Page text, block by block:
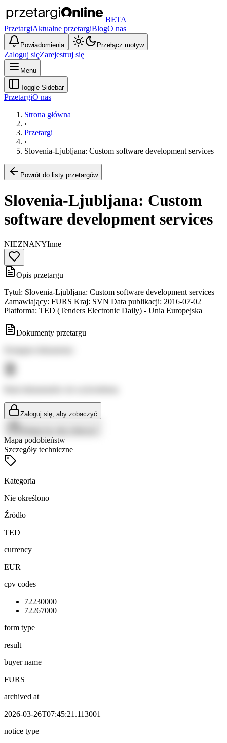
BETA
PrzetargiAktualne przetargiBlogO nas
Powiadomienia Przełącz motyw
Zaloguj sięZarejestruj się
Menu
Toggle Sidebar
PrzetargiO nas
Strona główna
›
Przetargi
›
Slovenia-Ljubljana: Custom software development services
Powrót do listy przetargów
Slovenia-Ljubljana: Custom
software development services
NIEZNANYInne
Opis przetargu
Tytuł: Slovenia-Ljubljana: Custom software development services
Zamawiający: FURS Kraj: SVN Data publikacji: 2016-07-02
Platforma: TED (Tenders Electronic Daily) - Unia Europejska
Dokumenty przetargu
Zaloguj się, aby zobaczyć
Mapa podobieństw
Szczegóły techniczne
Kategoria
Nie określono
Źródło
TED
currency
EUR
cpv codes
72230000
72267000
form type
result
buyer name
FURS
archived at
2026-03-26T07:45:21.113001
notice type